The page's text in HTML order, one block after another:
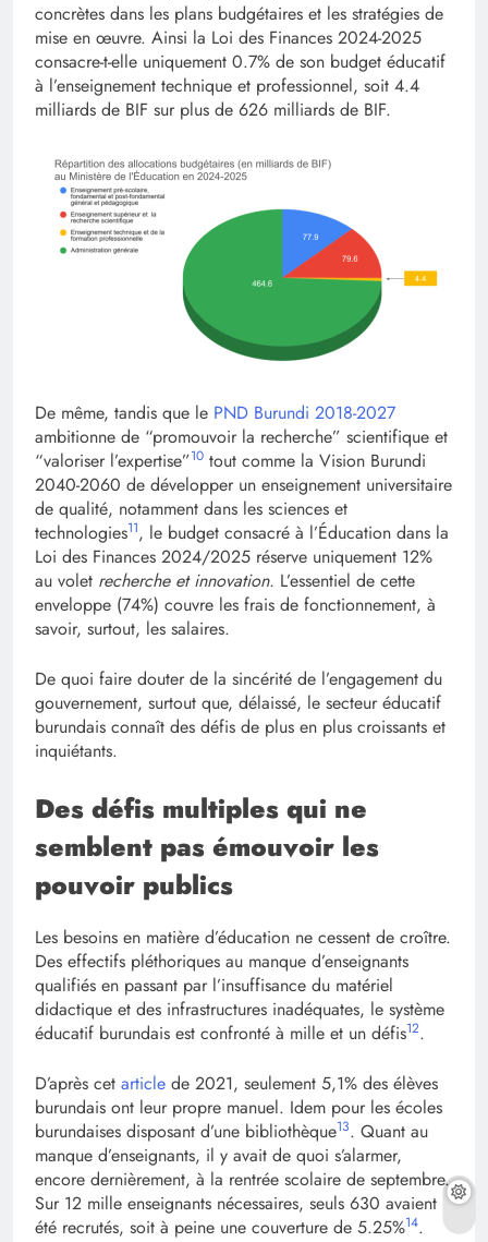
concrètes dans les plans budgétaires et les stratégies de
mise en œuvre. Ainsi la Loi des Finances 2024-2025
consacre-t-elle uniquement 0.7% de son budget éducatif
à l’enseignement technique et professionnel, soit 4.4
milliards de BIF sur plus de 626 milliards de BIF.
De même, tandis que le PND Burundi 2018-2027
ambitionne de “promouvoir la recherche” scientifique et
“valoriser l’expertise”10 tout comme la Vision Burundi
2040-2060 de développer un enseignement universitaire
de qualité, notamment dans les sciences et
technologies11, le budget consacré à l’Éducation dans la
Loi des Finances 2024/2025 réserve uniquement 12%
au volet recherche et innovation. L’essentiel de cette
enveloppe (74%) couvre les frais de fonctionnement, à
savoir, surtout, les salaires.
De quoi faire douter de la sincérité de l’engagement du
gouvernement, surtout que, délaissé, le secteur éducatif
burundais connaît des défis de plus en plus croissants et
inquiétants.
Des défis multiples qui ne
semblent pas émouvoir les
pouvoir publics
Les besoins en matière d’éducation ne cessent de croître.
Des effectifs pléthoriques au manque d’enseignants
qualifiés en passant par l’insuffisance du matériel
didactique et des infrastructures inadéquates, le système
éducatif burundais est confronté à mille et un défis12.
D’après cet article de 2021, seulement 5,1% des élèves
burundais ont leur propre manuel. Idem pour les écoles
burundaises disposant d’une bibliothèque13. Quant au
manque d’enseignants, il y avait de quoi s’alarmer,
encore dernièrement, à la rentrée scolaire de septembre.
Sur 12 mille enseignants nécessaires, seuls 630 avaient
été recrutés, soit à peine une couverture de 5.25%14.